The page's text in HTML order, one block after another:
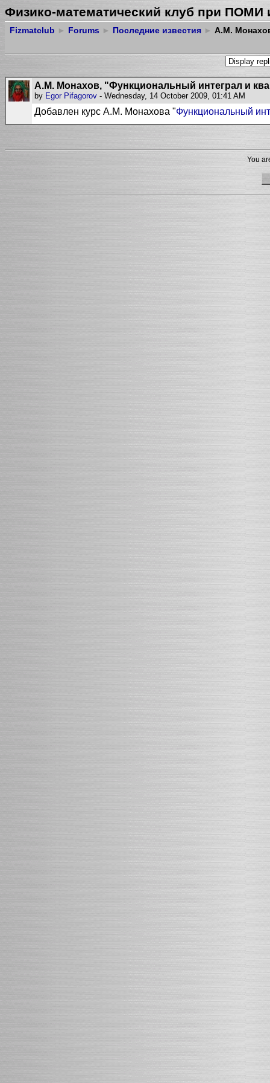
Физико-математический клуб при ПОМИ
Fizmatclub ► Forums ► Последние известия ► А.М.
А.М. Монахов, "Функциональный интеграл и
by Egor Pifagorov - Wednesday, 14 October 2009, 01:41 AM
Добавлен курс А.М. Монахова "Функциональный
You